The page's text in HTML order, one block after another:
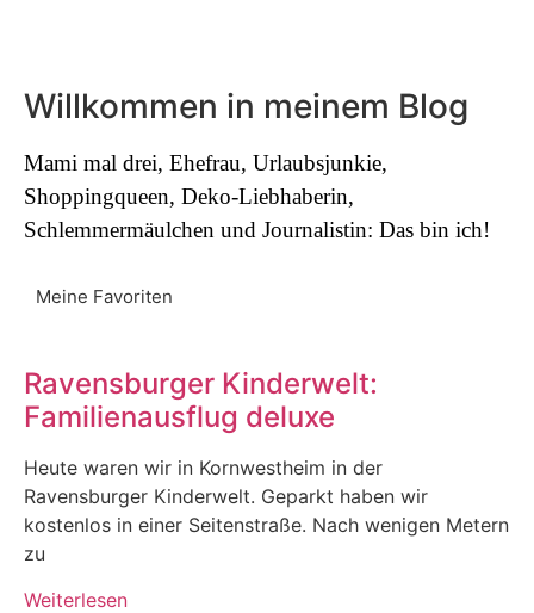
Willkommen in meinem Blog
Mami mal drei, Ehefrau, Urlaubsjunkie,
Shoppingqueen, Deko-Liebhaberin,
Schlemmermäulchen und Journalistin: Das bin ich!
Meine Favoriten
Ravensburger Kinderwelt:
Familienausflug deluxe
Heute waren wir in Kornwestheim in der
Ravensburger Kinderwelt. Geparkt haben wir
kostenlos in einer Seitenstraße. Nach wenigen Metern
zu
Weiterlesen